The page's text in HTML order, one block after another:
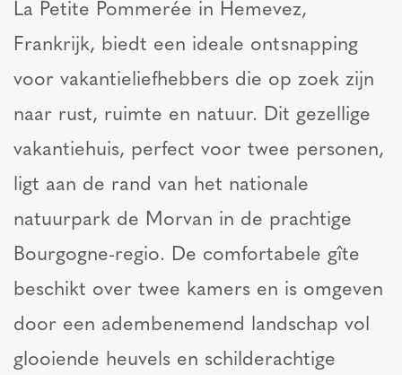
La Petite Pommerée in Hemevez,
Frankrijk, biedt een ideale ontsnapping
voor vakantieliefhebbers die op zoek zijn
naar rust, ruimte en natuur. Dit gezellige
vakantiehuis, perfect voor twee personen,
ligt aan de rand van het nationale
natuurpark de Morvan in de prachtige
Bourgogne-regio. De comfortabele gîte
beschikt over twee kamers en is omgeven
door een adembenemend landschap vol
glooiende heuvels en schilderachtige